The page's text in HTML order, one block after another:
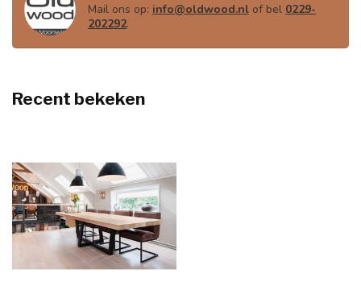
Mail ons op: info@oldwood.nl of bel 0229-
202292.
Recent bekeken